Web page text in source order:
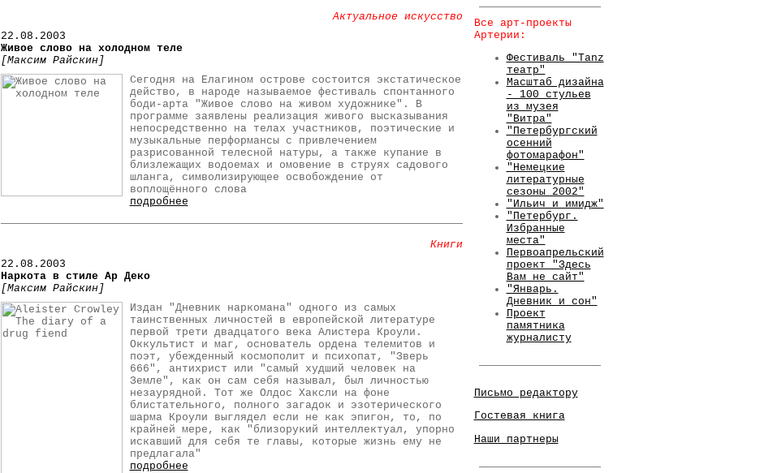
Актуальное искусство
22 .08.2003
Живое слово на холодном теле
[Максим Райскин]
Сегодня на Елагином острове состоится экстатическое
действо, в народе называемое фестиваль спонтанного
боди-арта "Живое слово на живом художнике". В
программе заявлены реализация живого высказывания
непосредственно на телах участников, поэтические и
музыкальные перформансы с привлечением
разрисованной телесной натуры, а также купание в
близлежащих водоемах и омовение в струях садового
шланга, символизирующее освобождение от
воплощённого слова
подробнее
Книги
22 .08.2003
Наркота в стиле Ар Деко
[Максим Райскин]
Издан "Дневник наркомана" одного из самых
таинственных личностей в европейской литературе
первой трети двадцатого века Алистера Кроули.
Оккультист и маг, основатель ордена телемитов и
поэт, убежденный космополит и психопат, "Зверь
666", антихрист или "самый худший человек на
Земле", как он сам себя называл, был личностью
незаурядной. Тот же Олдос Хаксли на фоне
блистательного, полного загадок и эзотерического
шарма Кроули выглядел если не как эпигон, то, по
крайней мере, как "близорукий интеллектуал, упорно
искавший для себя те главы, которые жизнь ему не
предлагала"
подробнее
Все арт-проекты
Артерии:
Фестиваль "Tanz
театр"
Масштаб дизайна
- 100 стульев
из музея
"Витра"
"Петербургский
осенний
фотомарафон"
"Немецкие
литературные
сезоны 2002"
"Ильич и имидж"
"Петербург.
Избранные
места"
Первоапрельский
проект "Здесь
Вам не сайт"
"Январь.
Дневник и сон"
Проект
памятника
журналисту
Письмо редактору
Гостевая книга
Наши партнеры